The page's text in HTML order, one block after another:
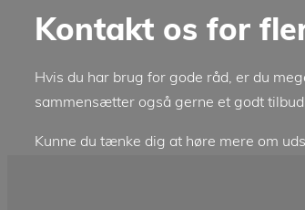
Kontakt os for
Hvis du har brug for gode råd, er du
sammensætter også gerne et godt
Kunne du tænke dig at høre mere om